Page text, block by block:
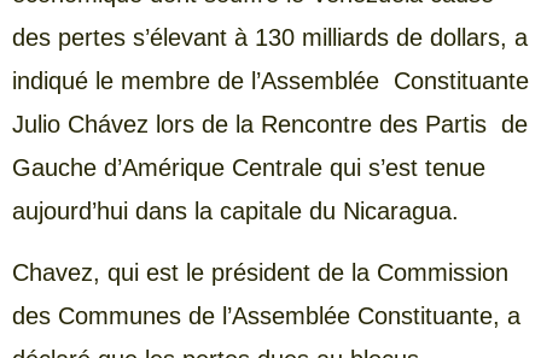
des pertes s’élevant à 130 milliards de dollars, a
indiqué le membre de l’Assemblée Constituante
Julio Chávez lors de la Rencontre des Partis de
Gauche d’Amérique Centrale qui s’est tenue
aujourd’hui dans la capitale du Nicaragua.
Chavez, qui est le président de la Commission
des Communes de l’Assemblée Constituante, a